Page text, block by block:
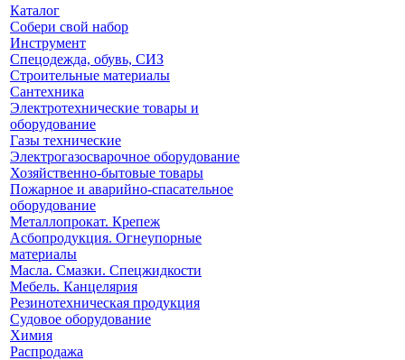
Каталог
Собери свой набор
Инструмент
Спецодежда, обувь, СИЗ
Строительные материалы
Сантехника
Электротехнические товары и
оборудование
Газы технические
Электрогазосварочное оборудование
Хозяйственно-бытовые товары
Пожарное и аварийно-спасательное
оборудование
Металлопрокат. Крепеж
Асбопродукция. Огнеупорные
материалы
Масла. Смазки. Спецжидкости
Мебель. Канцелярия
Резинотехническая продукция
Судовое оборудование
Химия
Распродажа